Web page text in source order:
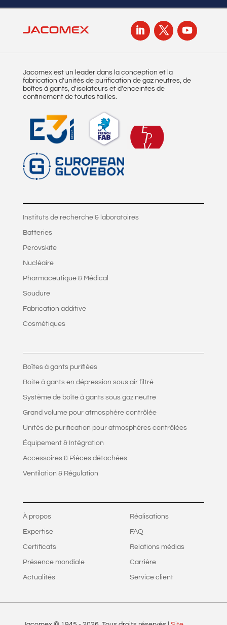
Jacomex est un leader dans la conception et la
fabrication d'unités de purification de gaz neutres, de
boîtes à gants, d'isolateurs et d'enceintes de
confinement de toutes tailles.
Instituts de recherche & laboratoires
Batteries
Perovskite
Nucléaire
Pharmaceutique & Médical
Soudure
Fabrication additive
Cosmétiques
Boîtes à gants purifiées
Boite à gants en dépression sous air filtré
Système de boîte à gants sous gaz neutre
Grand volume pour atmosphère contrôlée
Unités de purification pour atmosphères contrôlées
Équipement & Intégration
Accessoires & Pièces détachées
Ventilation & Régulation
À propos
Expertise
Certificats
Présence mondiale
Actualités
Réalisations
FAQ
Relations médias
Carrière
Service client